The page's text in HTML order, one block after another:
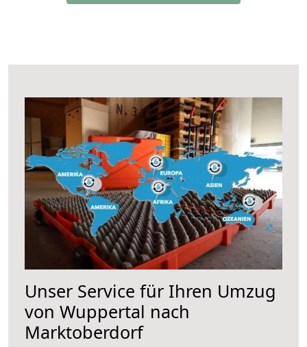
Unser Service für Ihren Umzug
von Wuppertal nach
Marktoberdorf